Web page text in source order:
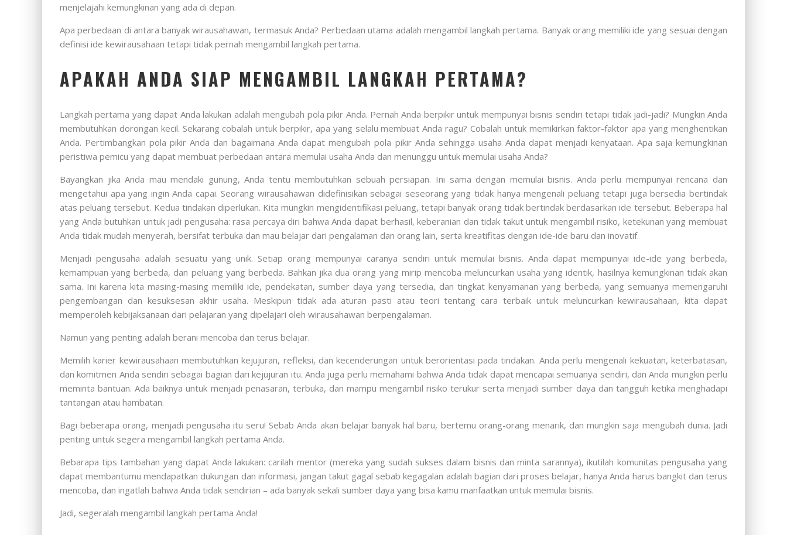
menjelajahi kemungkinan yang ada di depan.
Apa perbedaan di antara banyak wirausahawan, termasuk Anda? Perbedaan utama adalah mengambil langkah pertama. Banyak orang memiliki ide yang sesuai dengan
definisi ide kewirausahaan tetapi tidak pernah mengambil langkah pertama.
APAKAH ANDA SIAP MENGAMBIL LANGKAH PERTAMA?
Langkah pertama yang dapat Anda lakukan adalah mengubah pola pikir Anda. Pernah Anda berpikir untuk mempunyai bisnis sendiri tetapi tidak jadi-jadi? Mungkin Anda
membutuhkan dorongan kecil. Sekarang cobalah untuk berpikir, apa yang selalu membuat Anda ragu? Cobalah untuk memikirkan faktor-faktor apa yang menghentikan
Anda. Pertimbangkan pola pikir Anda dan bagaimana Anda dapat mengubah pola pikir Anda sehingga usaha Anda dapat menjadi kenyataan. Apa saja kemungkinan
peristiwa pemicu yang dapat membuat perbedaan antara memulai usaha Anda dan menunggu untuk memulai usaha Anda?
Bayangkan jika Anda mau mendaki gunung, Anda tentu membutuhkan sebuah persiapan. Ini sama dengan memulai bisnis. Anda perlu mempunyai rencana dan
mengetahui apa yang ingin Anda capai. Seorang wirausahawan didefinisikan sebagai seseorang yang tidak hanya mengenali peluang tetapi juga bersedia bertindak
atas peluang tersebut. Kedua tindakan diperlukan. Kita mungkin mengidentifikasi peluang, tetapi banyak orang tidak bertindak berdasarkan ide tersebut. Beberapa hal
yang Anda butuhkan untuk jadi pengusaha: rasa percaya diri bahwa Anda dapat berhasil, keberanian dan tidak takut untuk mengambil risiko, ketekunan yang membuat
Anda tidak mudah menyerah, bersifat terbuka dan mau belajar dari pengalaman dan orang lain, serta kreatifitas dengan ide-ide baru dan inovatif.
Menjadi pengusaha adalah sesuatu yang unik. Setiap orang mempunyai caranya sendiri untuk memulai bisnis. Anda dapat mempuinyai ide-ide yang berbeda,
kemampuan yang berbeda, dan peluang yang berbeda. Bahkan jika dua orang yang mirip mencoba meluncurkan usaha yang identik, hasilnya kemungkinan tidak akan
sama. Ini karena kita masing-masing memiliki ide, pendekatan, sumber daya yang tersedia, dan tingkat kenyamanan yang berbeda, yang semuanya memengaruhi
pengembangan dan kesuksesan akhir usaha. Meskipun tidak ada aturan pasti atau teori tentang cara terbaik untuk meluncurkan kewirausahaan, kita dapat
memperoleh kebijaksanaan dari pelajaran yang dipelajari oleh wirausahawan berpengalaman.
Namun yang penting adalah berani mencoba dan terus belajar.
Memilih karier kewirausahaan membutuhkan kejujuran, refleksi, dan kecenderungan untuk berorientasi pada tindakan. Anda perlu mengenali kekuatan, keterbatasan,
dan komitmen Anda sendiri sebagai bagian dari kejujuran itu. Anda juga perlu memahami bahwa Anda tidak dapat mencapai semuanya sendiri, dan Anda mungkin perlu
meminta bantuan. Ada baiknya untuk menjadi penasaran, terbuka, dan mampu mengambil risiko terukur serta menjadi sumber daya dan tangguh ketika menghadapi
tantangan atau hambatan.
Bagi beberapa orang, menjadi pengusaha itu seru! Sebab Anda akan belajar banyak hal baru, bertemu orang-orang menarik, dan mungkin saja mengubah dunia. Jadi
penting untuk segera mengambil langkah pertama Anda.
Bebarapa tips tambahan yang dapat Anda lakukan: carilah mentor (mereka yang sudah sukses dalam bisnis dan minta sarannya), ikutilah komunitas pengusaha yang
dapat membantumu mendapatkan dukungan dan informasi, jangan takut gagal sebab kegagalan adalah bagian dari proses belajar, hanya Anda harus bangkit dan terus
mencoba, dan ingatlah bahwa Anda tidak sendirian – ada banyak sekali sumber daya yang bisa kamu manfaatkan untuk memulai bisnis.
Jadi, segeralah mengambil langkah pertama Anda!